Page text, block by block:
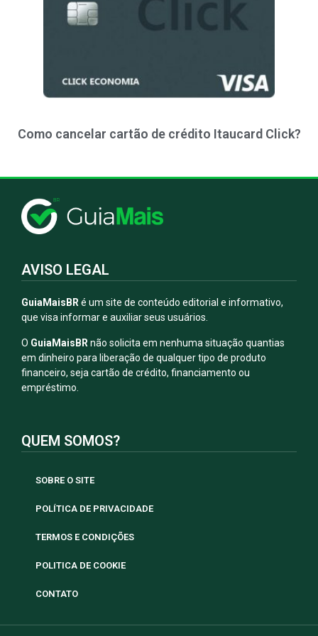
Como cancelar cartão de crédito Itaucard Click?
AVISO LEGAL
GuiaMaisBRé um site de conteúdo editorial e informativo,
que visa informar e auxiliar seus usuários.
O GuiaMaisBR não solicita em nenhuma situação quantias
em dinheiro para liberação de qualquer tipo de produto
financeiro, seja cartão de crédito, financiamento ou
empréstimo.
QUEM SOMOS?
SOBRE O SITE
POLÍTICA DE PRIVACIDADE
TERMOS E CONDIÇÕES
POLITICA DE COOKIE
CONTATO